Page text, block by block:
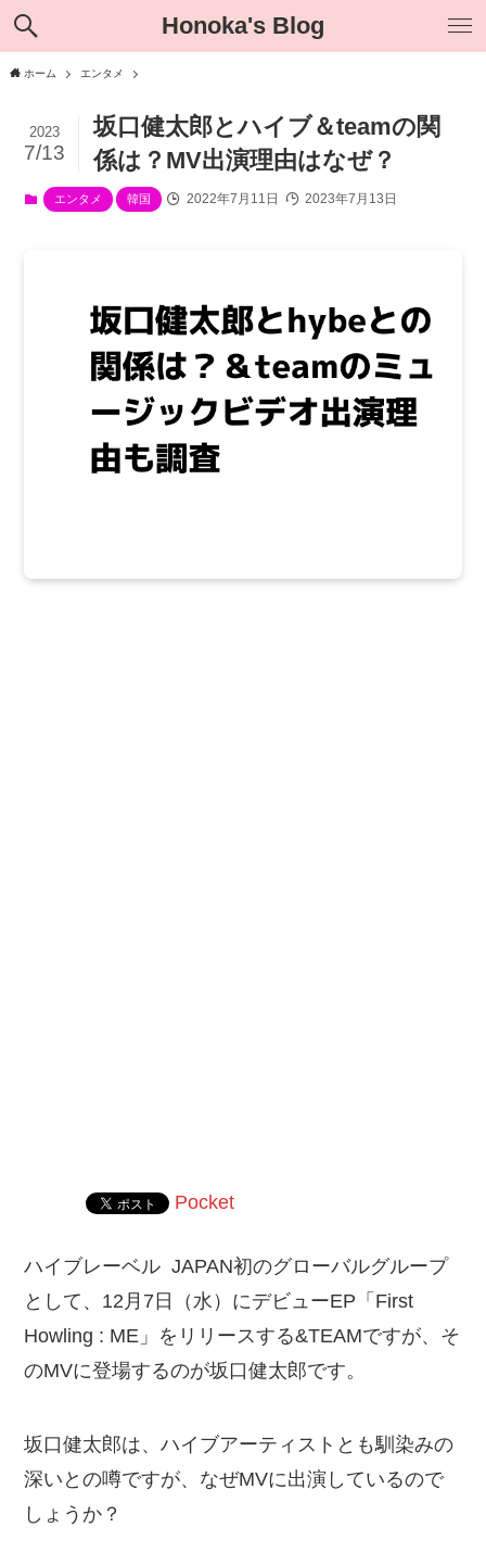
Honoka's Blog
ホーム エンタメ
坂口健太郎とハイブ＆teamの関
係は？MV出演理由はなぜ？
2023
7/13
エンタメ 韓国 2022年7月11日 2023年7月13日
Pocket
ハイブレーベル JAPAN初のグローバルグループ
として、12月7日（水）にデビューEP「First
Howling : ME」をリリースする&TEAMですが、そ
のMVに登場するのが坂口健太郎です。
坂口健太郎は、ハイブアーティストとも馴染みの
深いとの噂ですが、なぜMVに出演しているので
しょうか？